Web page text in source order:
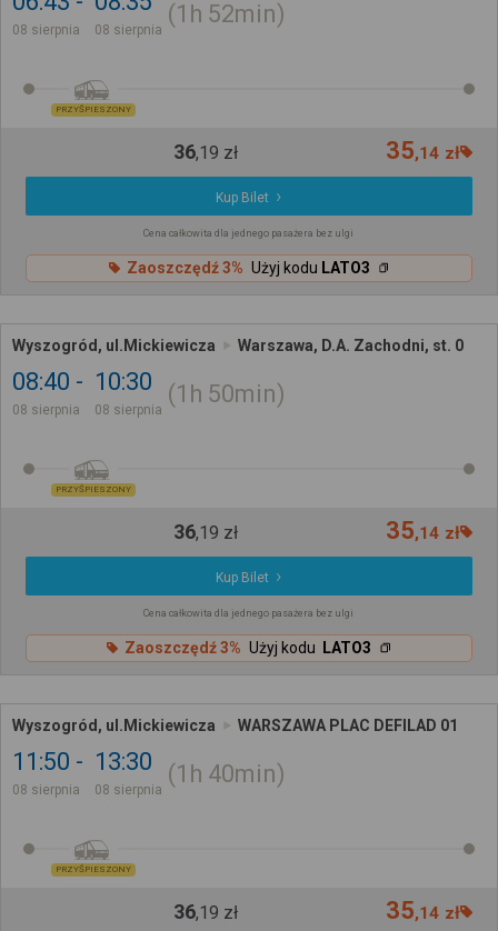
08 sierpnia 08 sierpnia
1h 52min
PRZYŚPIESZONY
36,19 zł 35,14 zł
Kup Bilet
Cena całkowita dla jednego pasażera bez ulgi
Zaoszczędź 3% Użyj kodu LATO3
Wyszogród, ul.Mickiewicza Warszawa, D.A. Zachodni, st. 0
08:40
08 sierpnia
10:30
08 sierpnia
1h 50min
PRZYŚPIESZONY
36,19 zł 35,14 zł
Kup Bilet
Cena całkowita dla jednego pasażera bez ulgi
Zaoszczędź 3% Użyj kodu LATO3
Wyszogród, ul.Mickiewicza WARSZAWA PLAC DEFILAD 01
11:50
08 sierpnia
13:30
08 sierpnia
1h 40min
PRZYŚPIESZONY
36,19 zł 35,14 zł